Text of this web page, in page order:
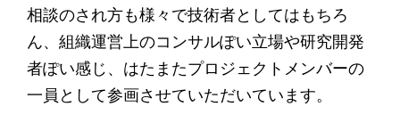
相談のされ方も様々で技術者としてはもちろ
ん、組織運営上のコンサルぽい立場や研究開発
者ぽい感じ、はたまたプロジェクトメンバーの
一員として参画させていただいています。